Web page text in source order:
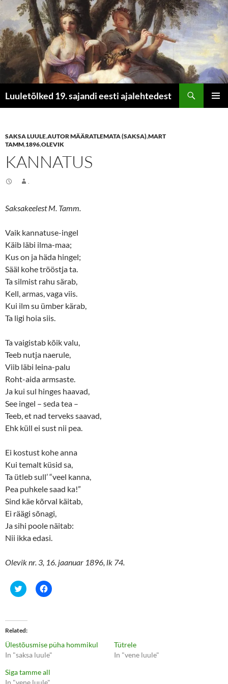
Luuletõlked 19. sajandi eesti ajalehtedest
SAKSA LUULE,AUTOR MÄÄRATLEMATA (SAKSA),MART
TAMM,1896,OLEVIK
KANNATUS
Saksakeelest M. Tamm.
Vaik kannatuse-ingel
Käib läbi ilma-maa;
Kus on ja häda hingel;
Sääl kohe trööstja ta.
Ta silmist rahu särab,
Kell, armas, vaga viis.
Kui ilm su ümber kärab,
Ta ligi hoia siis.
Ta vaigistab kõik valu,
Teeb nutja naerule,
Viib läbi leina-palu
Roht-aida armsaste.
Ja kui sul hinges haavad,
See ingel – seda tea –
Teeb, et nad terveks saavad,
Ehk küll ei sust nii pea.
Ei kostust kohe anna
Kui temalt küsid sa,
Ta ütleb sull’ “veel kanna,
Pea puhkele saad ka!”
Sind käe kõrval käitab,
Ei räägi sõnagi,
Ja sihi poole näitab:
Nii ikka edasi.
Olevik nr. 3, 16. jaanuar 1896, lk 74.
C
l
t
o
s
h
a
r
e
n
T
C
l
a
r
e
n
F
Related
Ülestõusmise püha hommikul
In "saksa luule"
Tütrele
In "vene luule"
Siga tamme all
In "vene luule"